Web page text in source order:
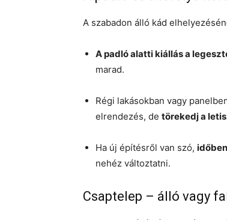
A szabadon álló kád
A padló alatti kiállás a
marad.
Régi lakásokban vagy
elrendezés, de törekedj a
Ha új építésről van szó,
nehéz változtatni.
Csaptelep – álló vagy